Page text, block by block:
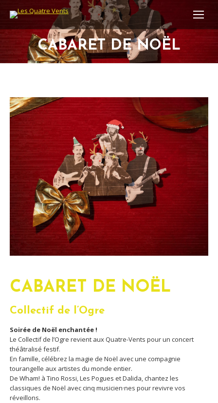
CABARET DE NOËL
CABARET DE NOËL
Collectif de l’Ogre
Soirée de Noël enchantée !
Le Collectif de l’Ogre revient aux Quatre-Vents pour un concert
théâtralisé festif.
En famille, célébrez la magie de Noël avec une compagnie
tourangelle aux artistes du monde entier.
De Wham! à Tino Rossi, Les Pogues et Dalida, chantez les
classiques de Noël avec cinq musicien·nes pour revivre vos
réveillons.